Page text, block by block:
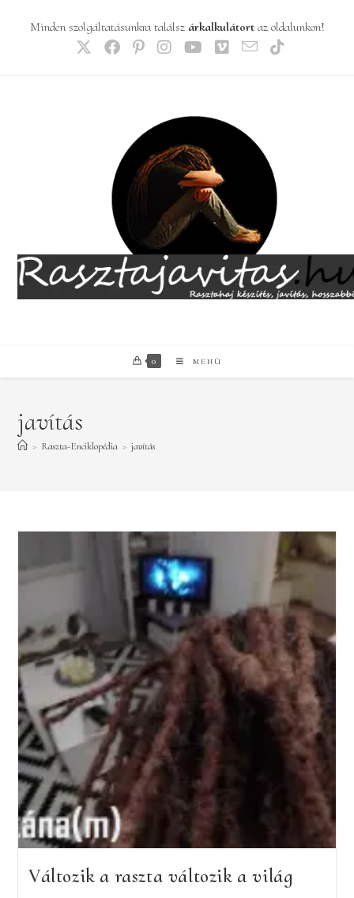
Minden szolgáltatásunkra találsz árkalkulátortaz oldalunkon!
0 MENÜ
javítás
> Raszta-Enciklopédia > javítás
Változik a raszta változik a világ